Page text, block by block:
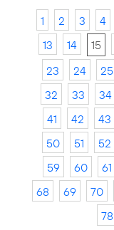
1 2 3 4
13
14 15
23
24 25
32
33 34
41
42 43
50
51 52
59
60 61
68
69 70
78